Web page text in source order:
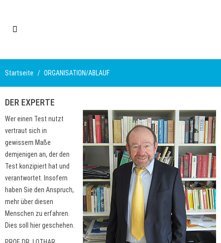
Startseite ORGANISATION/ABLAUF
DER EXPERTE
Wer einen Test nutzt
vertraut sich in
gewissem Maße
demjenigen an, der den
Test konzipiert hat und
verantwortet. Insofern
haben Sie den Anspruch,
mehr über diesen
Menschen zu erfahren.
Dies soll hier geschehen.